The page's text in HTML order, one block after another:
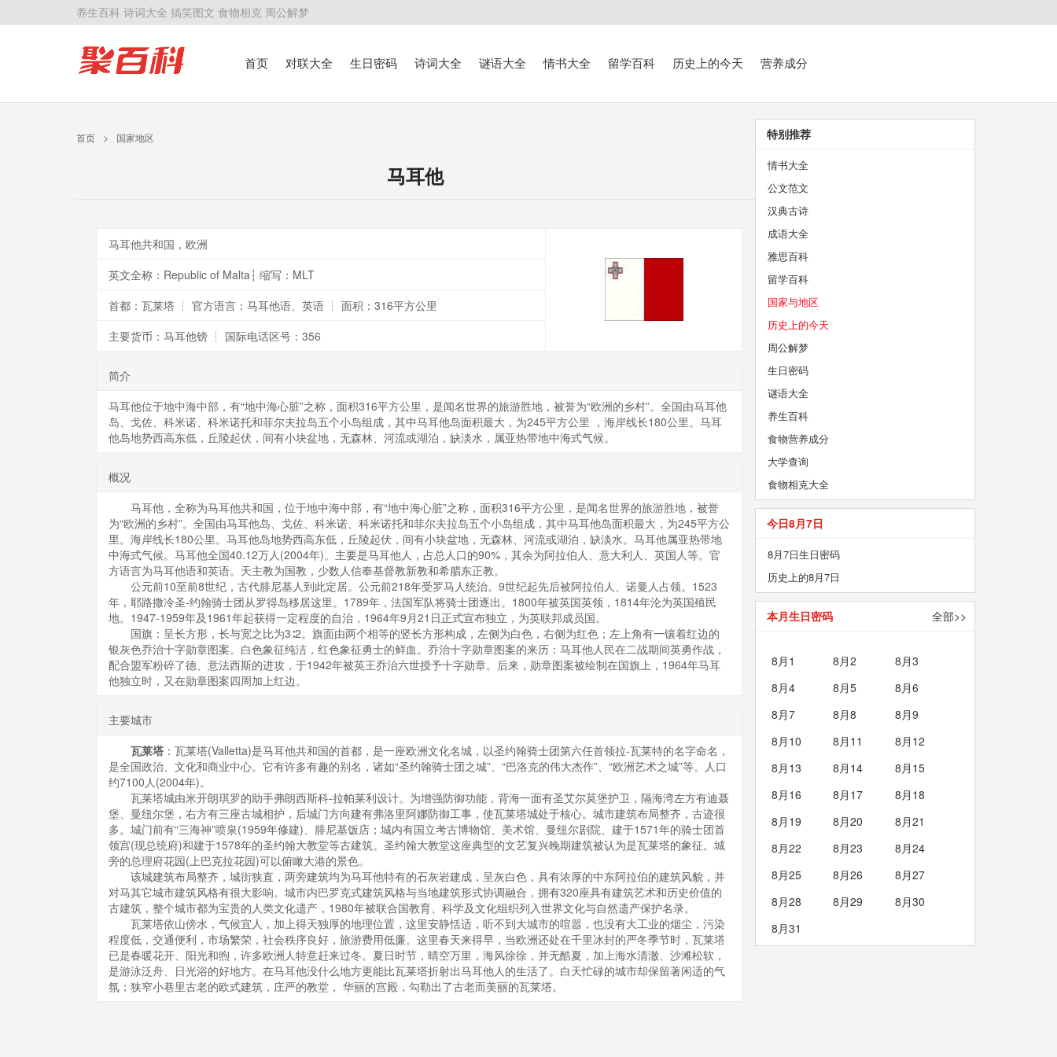
养生百科 诗词大全 搞笑图文 食物相克 周公解梦
首页 对联大全 生日密码 诗词大全 谜语大全 情书大全 留学百科 历史上的今天 营养成分
首页 > 国家地区
马耳他
马耳他共和国，欧洲
英文全称：Republic of Malta┆ 缩写：MLT
首都：瓦莱塔 ┆ 官方语言：马耳他语、英语 ┆ 面积：316平方公里
主要货币：马耳他镑 ┆ 国际电话区号：356
简介
马耳他位于地中海中部，有“地中海心脏”之称，面积316平方公里，是闻名世界的旅游胜地，被誉为“欧洲的乡村”。全国由马耳他
岛、戈佐、科米诺、科米诺托和菲尔夫拉岛五个小岛组成，其中马耳他岛面积最大，为245平方公里 ，海岸线长180公里。马耳
他岛地势西高东低，丘陵起伏，间有小块盆地，无森林、河流或湖泊，缺淡水，属亚热带地中海式气候。
概况
马耳他，全称为马耳他共和国，位于地中海中部，有“地中海心脏”之称，面积316平方公里，是闻名世界的旅游胜地，被誉
为“欧洲的乡村”。全国由马耳他岛、戈佐、科米诺、科米诺托和菲尔夫拉岛五个小岛组成，其中马耳他岛面积最大，为245平方公
里。海岸线长180公里。马耳他岛地势西高东低，丘陵起伏，间有小块盆地，无森林、河流或湖泊，缺淡水。马耳他属亚热带地
中海式气候。马耳他全国40.12万人(2004年)。主要是马耳他人，占总人口的90%，其余为阿拉伯人、意大利人、英国人等。官
方语言为马耳他语和英语。天主教为国教，少数人信奉基督教新教和希腊东正教。
公元前10至前8世纪，古代腓尼基人到此定居。公元前218年受罗马人统治。9世纪起先后被阿拉伯人、诺曼人占领。1523
年，耶路撒冷圣-约翰骑士团从罗得岛移居这里。1789年，法国军队将骑士团逐出。1800年被英国英领，1814年沦为英国殖民
地。1947-1959年及1961年起获得一定程度的自治，1964年9月21日正式宣布独立，为英联邦成员国。
国旗：呈长方形，长与宽之比为3∶2。旗面由两个相等的竖长方形构成，左侧为白色，右侧为红色；左上角有一镶着红边的
银灰色乔治十字勋章图案。白色象征纯洁，红色象征勇士的鲜血。乔治十字勋章图案的来历：马耳他人民在二战期间英勇作战，
配合盟军粉碎了德、意法西斯的进攻，于1942年被英王乔治六世授予十字勋章。后来，勋章图案被绘制在国旗上，1964年马耳
他独立时，又在勋章图案四周加上红边。
主要城市
瓦莱塔 ：瓦莱塔(Valletta)是马耳他共和国的首都，是一座欧洲文化名城，以圣约翰骑士团第六任首领拉-瓦莱特的名字命名，
是全国政治、文化和商业中心。它有许多有趣的别名，诸如“圣约翰骑士团之城”、“巴洛克的伟大杰作”、“欧洲艺术之城”等。人口
约7100人(2004年)。
瓦莱塔城由米开朗琪罗的助手弗朗西斯科-拉帕莱利设计。为增强防御功能，背海一面有圣艾尔莫堡护卫，隔海湾左方有迪聂
堡、曼纽尔堡，右方有三座古城相护，后城门方向建有弗洛里阿娜防御工事，使瓦莱塔城处于核心。城市建筑布局整齐，古迹很
多。城门前有“三海神”喷泉(1959年修建)、腓尼基饭店；城内有国立考古博物馆、美术馆、曼纽尔剧院、建于1571年的骑士团首
领宫(现总统府)和建于1578年的圣约翰大教堂等古建筑。圣约翰大教堂这座典型的文艺复兴晚期建筑被认为是瓦莱塔的象征。城
旁的总理府花园(上巴克拉花园)可以俯瞰大港的景色。
该城建筑布局整齐，城街狭直，两旁建筑均为马耳他特有的石灰岩建成，呈灰白色，具有浓厚的中东阿拉伯的建筑风貌，并
对马其它城市建筑风格有很大影响。城市内巴罗克式建筑风格与当地建筑形式协调融合，拥有320座具有建筑艺术和历史价值的
古建筑，整个城市都为宝贵的人类文化遗产，1980年被联合国教育、科学及文化组织列入世界文化与自然遗产保护名录。
瓦莱塔依山傍水，气候宜人，加上得天独厚的地理位置，这里安静恬适，听不到大城市的喧嚣，也没有大工业的烟尘，污染
程度低，交通便利，市场繁荣，社会秩序良好，旅游费用低廉。这里春天来得早，当欧洲还处在千里冰封的严冬季节时，瓦莱塔
已是春暖花开、阳光和煦，许多欧洲人特意赶来过冬。夏日时节，晴空万里，海风徐徐，并无酷夏，加上海水清澈、沙滩松软，
是游泳泛舟、日光浴的好地方。在马耳他没什么地方更能比瓦莱塔折射出马耳他人的生活了。白天忙碌的城市却保留著闲适的气
氛；狭窄小巷里古老的欧式建筑，庄严的教堂， 华丽的宫殿，勾勒出了古老而美丽的瓦莱塔。
特别推荐
情书大全
公文范文
汉典古诗
成语大全
雅思百科
留学百科
国家与地区
历史上的今天
周公解梦
生日密码
谜语大全
养生百科
食物营养成分
大学查询
食物相克大全
今日8月7日
8月7日生日密码
历史上的8月7日
本月生日密码 全部>>
8月1 8月2
8月3
8月4
8月5
8月6
8月7
8月8
8月9
8月10
8月11
8月12
8月13
8月14
8月15
8月16
8月17
8月18
8月19
8月20
8月21
8月22
8月23
8月24
8月25
8月26
8月27
8月28
8月29
8月30
8月31